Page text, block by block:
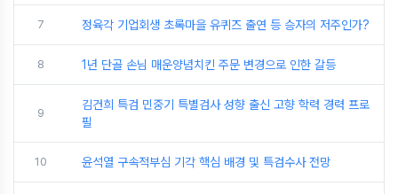
7 정육각 기업회생 초록마을 유퀴즈 출연 등 승자의 저주인가?
8 1년 단골 손님 매운양념치킨 주문 변경으로 인한 갈등
9
김건희 특검 민중기 특별검사 성향 출신 고향 학력 경력 프로
필
10 윤석열 구속적부심 기각 핵심 배경 및 특검수사 전망